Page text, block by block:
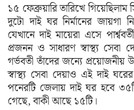
১৫ ফেব্রুয়ারি তারিখে গিয়েছিলাম
দুটো দাই ঘর নির্মানের জায়গা
যেখানে দাই মায়েরা এসে
প্রজনন ও সাধারণ স্বাস্থ্য সেবা
গর্ভবতী তাঁদের জন্যে
স্বাস্থ্য সেবা দেয়াও এই দাই
পনেরটি জেলায় দাই ঘর হবে
গেছে, বাকী আছে ১৫টি।